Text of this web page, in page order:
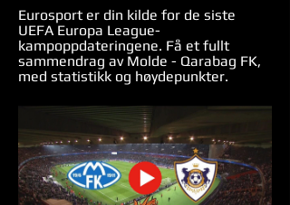
Eurosport er din kilde for de siste
UEFA Europa League-
kampoppdateringene. Få et fullt
sammendrag av Molde - Qarabag FK,
med statistikk og høydepunkter.